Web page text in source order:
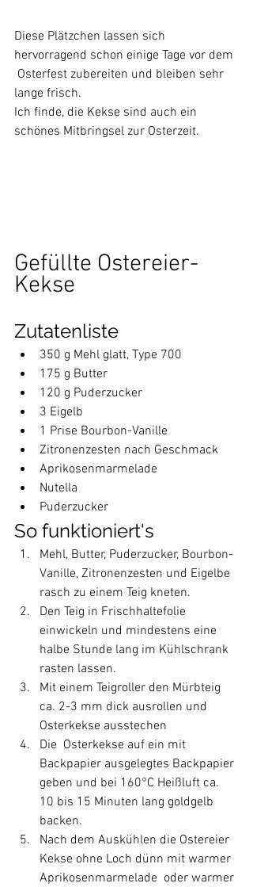
Diese Plätzchen lassen sich
hervorragend schon einige Tage vor dem
Osterfest zubereiten und bleiben sehr
lange frisch.
Ich finde, die Kekse sind auch ein
schönes Mitbringsel zur Osterzeit.
Gefüllte Ostereier-
Kekse
Zutatenliste
350 g Mehl glatt, Type 700
175 g Butter
120 g Puderzucker
3 Eigelb
1 Prise Bourbon-Vanille
Zitronenzesten nach Geschmack
Aprikosenmarmelade
Nutella
Puderzucker
So funktioniert's
Mehl, Butter, Puderzucker, Bourbon-
Vanille, Zitronenzesten und Eigelbe
rasch zu einem Teig kneten.
Den Teig in Frischhaltefolie
einwickeln und mindestens eine
halbe Stunde lang im Kühlschrank
rasten lassen.
Mit einem Teigroller den Mürbteig
ca. 2-3 mm dick ausrollen und
Osterkekse ausstechen
Die  Osterkekse auf ein mit
Backpapier ausgelegtes Backpapier
geben und bei 160°C Heißluft ca.
10 bis 15 Minuten lang goldgelb
backen.
Nach dem Auskühlen die Ostereier
Kekse ohne Loch dünn mit warmer
Aprikosenmarmelade  oder warmer